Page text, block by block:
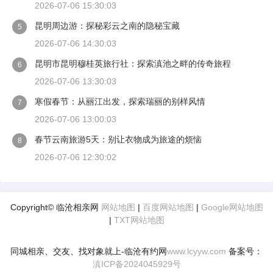
2026-07-06 15:30:03
5
昆明周边游：探秘彩云之南的隐秘宝藏
2026-07-06 14:30:03
6
昆明市昆明穆桂英旅行社：探索滇池之畔的传奇旅程
2026-07-06 13:30:03
7
寒假春节：从丽江出发，探索瑞丽的别样风情
2026-07-06 13:00:03
8
春节云南旅游5天：别让衣物成为旅途的烦恼
2026-07-06 12:30:02
Copyright© 临沧相亲网 网站地图 | 百度网站地图 | Google网站地图
| TXT网站地图
同城相亲、交友、找对象就上-临沧有约网www.lcyyw.com 备案号：
滇ICP备2024045929号